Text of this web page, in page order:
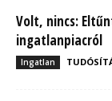
Volt, nincs:
ingatlanpiacról
Ingatlan